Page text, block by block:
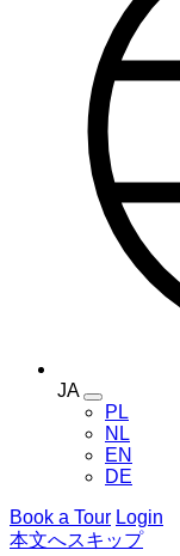
JA
Toggle
language
menu
PL
NL
EN
DE
Book a Tour Login
本文へスキップ